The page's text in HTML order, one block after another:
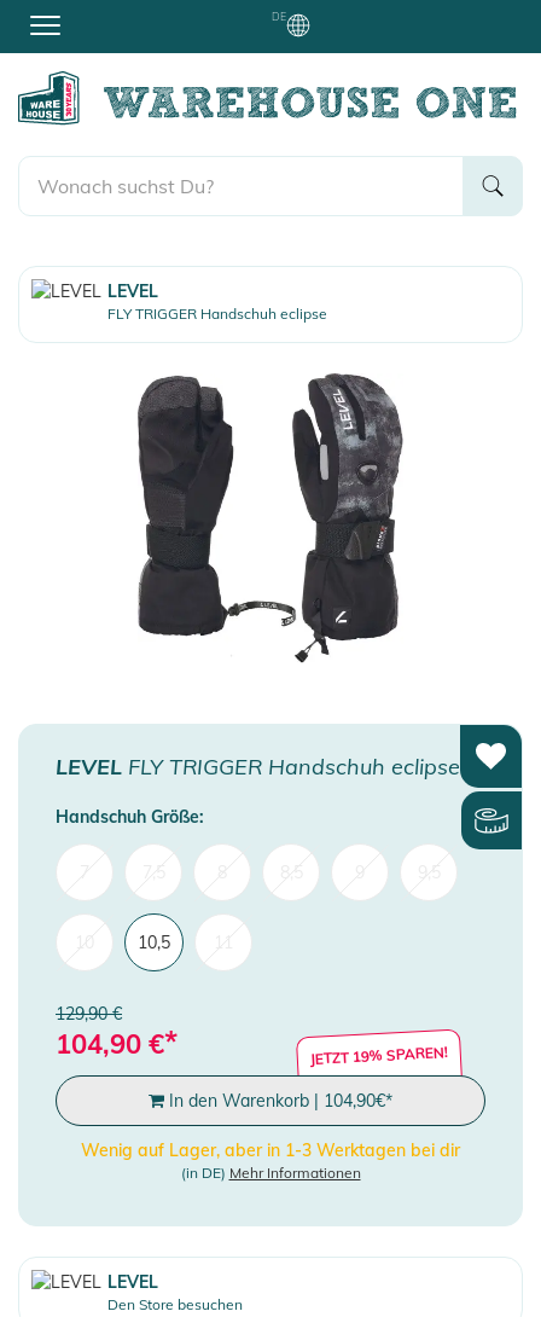
DE
LEVEL
FLY TRIGGER Handschuh eclipse
LEVEL FLY TRIGGER Handschuh eclipse
Handschuh Größe:
10,5
129,90 €
104,90 €* JETZT 19% SPAREN!
In den Warenkorb | 104,90€*
Wenig auf Lager, aber in 1-3 Werktagen bei dir
(in DE) Mehr Informationen
LEVEL
Den Store besuchen